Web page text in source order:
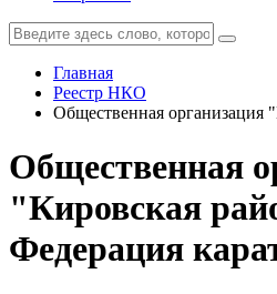
Главная
Реестр НКО
Общественная организация
Общественная
"Кировская
Федерация